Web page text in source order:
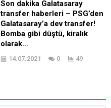
Son dakika Galatasaray
transfer haberleri – PSG’den
Galatasaray’a dev transfer!
Bomba gibi düştü, kiralık
olarak…
14.07.2021 0 49